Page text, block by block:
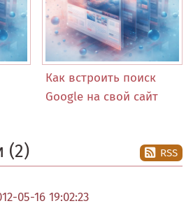
Как встроить поиск
Google на свой сайт
(2) RSS
05-16 19:02:23